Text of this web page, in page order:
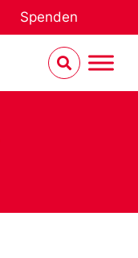
Spenden